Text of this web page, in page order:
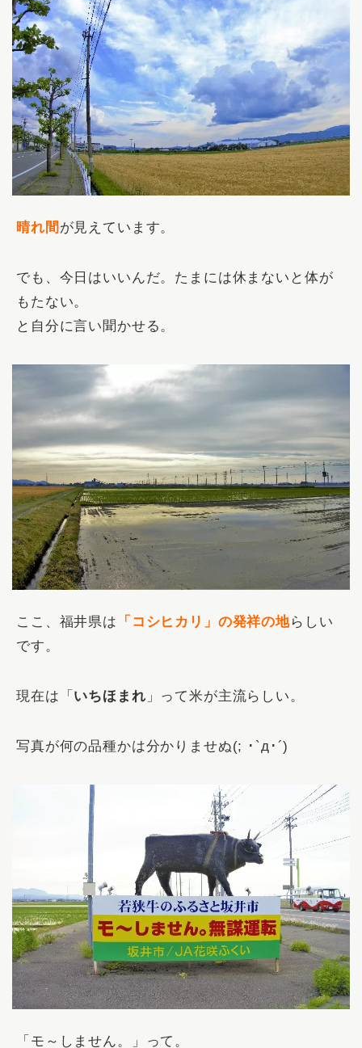
晴れ間 が見えています。
でも、今日はいいんだ。たまには休まないと体が
もたない。
と自分に言い聞かせる。
ここ、福井県は 「コシヒカリ」の発祥の地らしい
です。
現在は「 いちほまれ 」って米が主流らしい。
写真が何の品種かは分かりませぬ(; ･`д･´)
「モ～しません。」って。